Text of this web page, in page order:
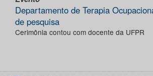
Departamento de Terapia
de pesquisa
Cerimônia contou com docente da UFPR